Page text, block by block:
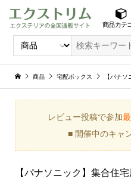
商品カテ
商品 宅配ボックス 【パナソニック
レビュー投稿で参加
■ 開催中のキャ
【パナソニック】集合住